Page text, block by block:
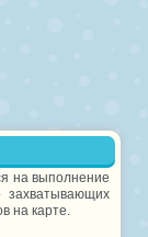
на выполнение
захватывающих
на карте.